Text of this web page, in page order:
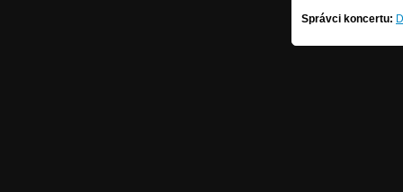
Správci koncertu: